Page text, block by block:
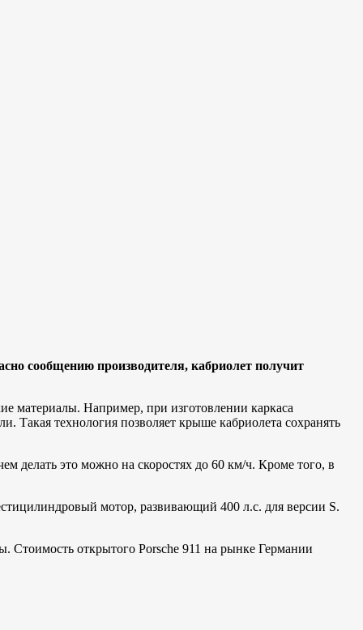
сообщению производителя, кабриолет получит
материалы. Например, при изготовлении каркаса
Такая технология позволяет крыше кабриолета сохранять
делать это можно на скоростях до 60 км/ч. Кроме того, в
мотор, развивающий 400 л.с. для версии S.
Стоимость открытого Porsche 911 на рынке Германии